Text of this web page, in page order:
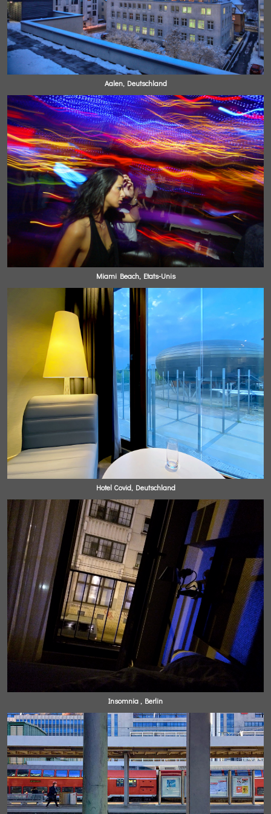
Aalen, Deutschland
Miami Beach, Etats-Unis
Hotel Covid, Deutschland
Insomnia , Berlin